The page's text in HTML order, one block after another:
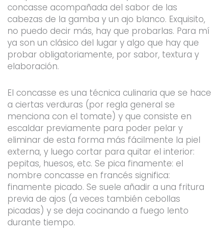
concasse acompañada del sabor de las
cabezas de la gamba y un ajo blanco. Exquisito,
no puedo decir más, hay que probarlas. Para mí
ya son un clásico del lugar y algo que hay que
probar obligatoriamente, por sabor, textura y
elaboración.
El concasse es una técnica culinaria que se hace
a ciertas verduras (por regla general se
menciona con el tomate) y que consiste en
escaldar previamente para poder pelar y
eliminar de esta forma más fácilmente la piel
externa, y luego cortar para quitar el interior:
pepitas, huesos, etc. Se pica finamente: el
nombre concasse en francés significa:
finamente picado. Se suele añadir a una fritura
previa de ajos (a veces también cebollas
picadas) y se deja cocinando a fuego lento
durante tiempo.